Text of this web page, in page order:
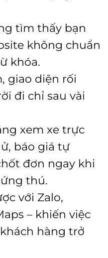
tìm thấy bạn
không chuẩn
khóa.
giao diện rối
đi chỉ sau vài
xem xe trực
báo giá tự
đơn ngay khi
thú.
với Zalo,
– khiến việc
hàng trở